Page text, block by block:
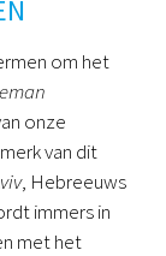
om het
onze
van dit
, Hebreeuws
immers in
met het